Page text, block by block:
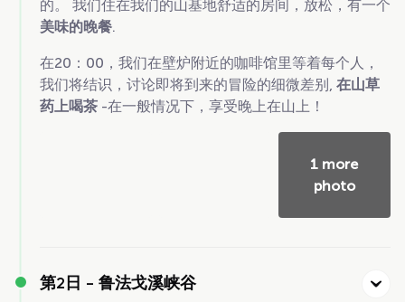
的。 我们住在我们的山基地舒适的房间，放松，有一个
美味的晚餐.
在20：00，我们在壁炉附近的咖啡馆里等着每个人，
我们将结识，讨论即将到来的冒险的细微差别, 在山草
药上喝茶 -在一般情况下，享受晚上在山上！
1 more
photo
第2日 - 鲁法戈溪峡谷